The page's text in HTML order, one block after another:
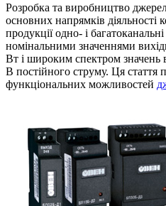
Розробка та виробництво
основних напрямків
продукції одно- і
номінальними значеннями
Вт і широким спектром значень
В постійного струму. Ця стаття
функціональних можливостей